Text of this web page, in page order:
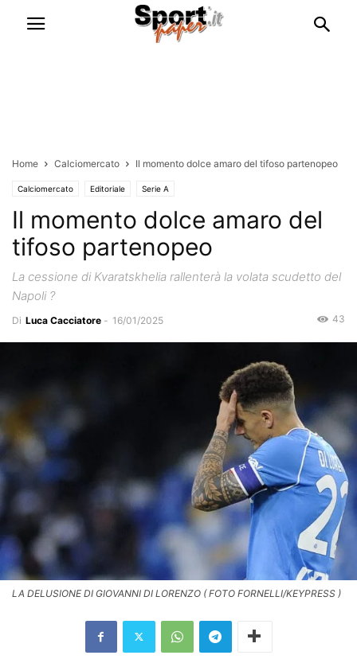
Home Calciomercato Il momento dolce amaro del tifoso partenopeo
Calciomercato Editoriale Serie A
Il momento dolce amaro del
tifoso partenopeo
La cessione di Kvaratskhelia rallenterà la volata scudetto del
Napoli ?
Di Luca Cacciatore - 16/01/2025 43
LA DELUSIONE DI GIOVANNI DI LORENZO ( FOTO FORNELLI/KEYPRESS )